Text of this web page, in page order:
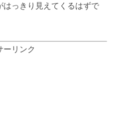
はっきり見えてくるはずで
ーリンク